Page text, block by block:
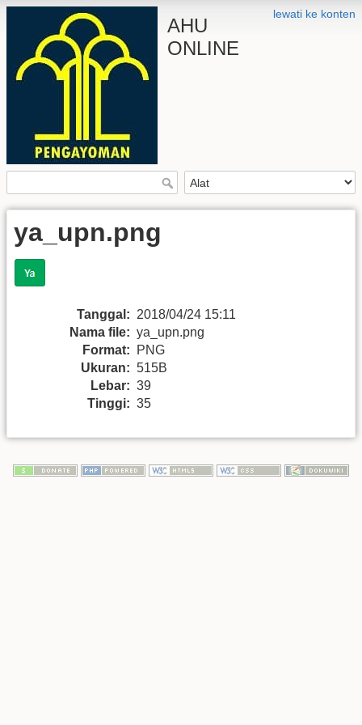
lewati ke konten
AHU
ONLINE
ya_upn.png
Tanggal: 2018/04/24 15:11
Nama file: ya_upn.png
Format:
PNG
Ukuran: 515B
Lebar: 39
Tinggi: 35